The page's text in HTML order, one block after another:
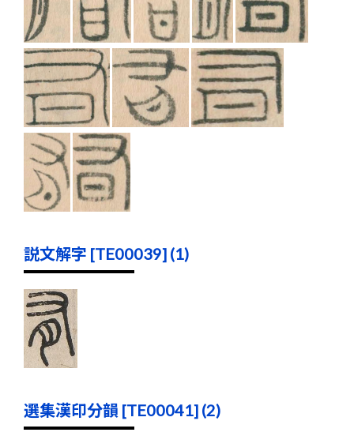
説文解字 [TE00039] (1)
選集漢印分韻 [TE00041] (2)